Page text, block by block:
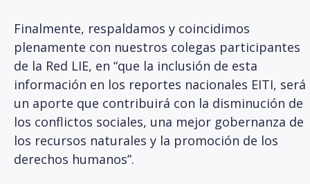
Finalmente, respaldamos y coincidimos
plenamente con nuestros colegas participantes
de la Red LIE, en “que la inclusión de esta
información en los reportes nacionales EITI, será
un aporte que contribuirá con la disminución de
los conflictos sociales, una mejor gobernanza de
los recursos naturales y la promoción de los
derechos humanos”.